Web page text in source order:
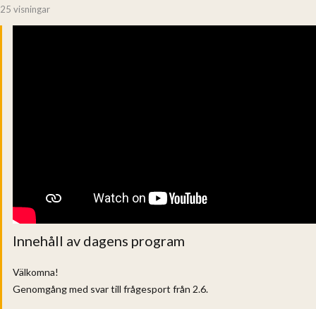
25 visningar
Innehåll av dagens program
Välkomna!
Genomgång med svar till frågesport från 2.6.